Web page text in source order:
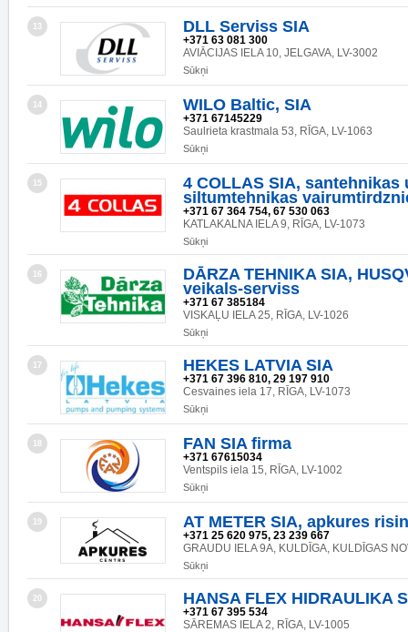
13 DLL Serviss SIA
+371 63 081 300
AVIĀCIJAS IELA 10, JELGAVA, LV-3002
Sūkņi
14 WILO Baltic, SIA
+371 67145229
Saulrieta krastmala 53, RĪGA, LV-1063
Sūkņi
15
4 COLLAS SIA, santehnikas
siltumtehnikas
+371 67 364 754, 67 530 063
KATLAKALNA IELA 9, RĪGA, LV-1073
Sūkņi
16
DĀRZA TEHNIKA SIA,
veikals-serviss
+371 67 385184
VISKAĻU IELA 25, RĪGA, LV-1026
Sūkņi
17 HEKES LATVIA SIA
+371 67 396 810, 29 197 910
Cesvaines iela 17, RĪGA, LV-1073
Sūkņi
18 FAN SIA firma
+371 67615034
Ventspils iela 15, RĪGA, LV-1002
Sūkņi
19 AT METER SIA, apkures
+371 25 620 975, 23 239 667
GRAUDU IELA 9A, KULDĪGA, KULDĪGAS
Sūkņi
20 HANSA FLEX HIDRAULIKA
+371 67 395 534
SĀREMAS IELA 2, RĪGA, LV-1005